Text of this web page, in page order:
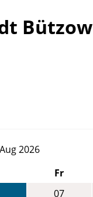
Bützow
2026
Fr
07